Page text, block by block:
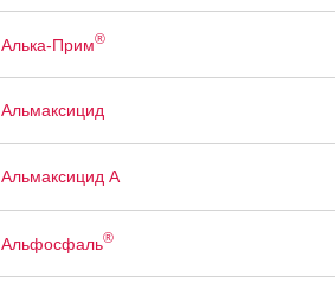
Алька-Прим®
Альмаксицид
Альмаксицид А
Альфосфаль®